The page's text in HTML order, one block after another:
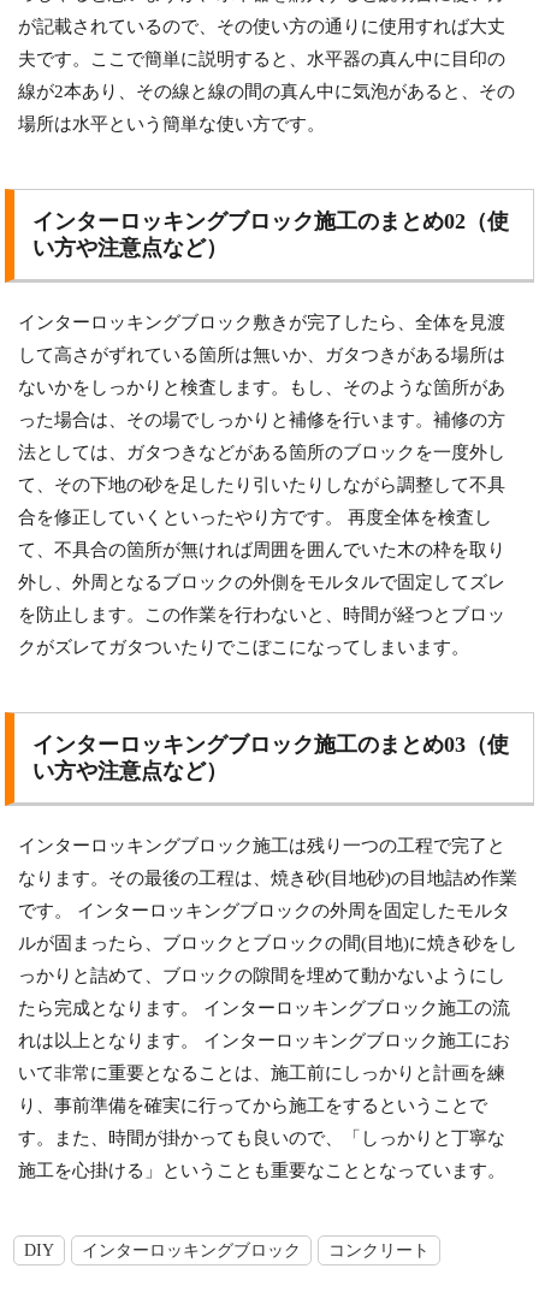
が記載されているので、その使い方の通りに使用すれば大丈
夫です。ここで簡単に説明すると、水平器の真ん中に目印の
線が2本あり、その線と線の間の真ん中に気泡があると、その
場所は水平という簡単な使い方です。
インターロッキングブロック施工のまとめ02（使
い方や注意点など）
インターロッキングブロック敷きが完了したら、全体を見渡
して高さがずれている箇所は無いか、ガタつきがある場所は
ないかをしっかりと検査します。もし、そのような箇所があ
った場合は、その場でしっかりと補修を行います。補修の方
法としては、ガタつきなどがある箇所のブロックを一度外し
て、その下地の砂を足したり引いたりしながら調整して不具
合を修正していくといったやり方です。 再度全体を検査し
て、不具合の箇所が無ければ周囲を囲んでいた木の枠を取り
外し、外周となるブロックの外側をモルタルで固定してズレ
を防止します。この作業を行わないと、時間が経つとブロッ
クがズレてガタついたりでこぼこになってしまいます。
インターロッキングブロック施工のまとめ03（使
い方や注意点など）
インターロッキングブロック施工は残り一つの工程で完了と
なります。その最後の工程は、焼き砂(目地砂)の目地詰め作業
です。 インターロッキングブロックの外周を固定したモルタ
ルが固まったら、ブロックとブロックの間(目地)に焼き砂をし
っかりと詰めて、ブロックの隙間を埋めて動かないようにし
たら完成となります。 インターロッキングブロック施工の流
れは以上となります。 インターロッキングブロック施工にお
いて非常に重要となることは、施工前にしっかりと計画を練
り、事前準備を確実に行ってから施工をするということで
す。また、時間が掛かっても良いので、「しっかりと丁寧な
施工を心掛ける」ということも重要なこととなっています。
DIY インターロッキングブロック コンクリート